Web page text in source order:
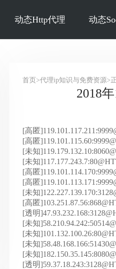
动态Http代理 动态
首页>代理ip知识与免费资源>
2018
[高匿
[高匿
[未知
[未知
[高匿
[高匿
[未知
[高匿
[透明
[未知
[未知
[未知
[未知
[透明